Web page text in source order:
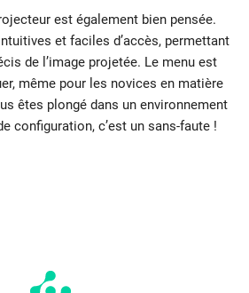
est également bien pensée.
et faciles d’accès, permettant
de l’image projetée. Le menu est
même pour les novices en matière
êtes plongé dans un environnement
configuration, c’est un sans-faute !